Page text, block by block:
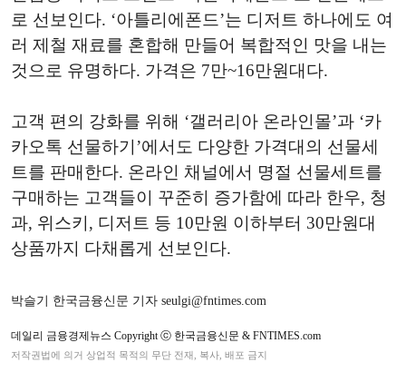
로 선보인다. ‘아틀리에폰드’는 디저트 하나에도 여
러 제철 재료를 혼합해 만들어 복합적인 맛을 내는
것으로 유명하다. 가격은 7만~16만원대다.
고객 편의 강화를 위해 ‘갤러리아 온라인몰’과 ‘카
카오톡 선물하기’에서도 다양한 가격대의 선물세
트를 판매한다. 온라인 채널에서 명절 선물세트를
구매하는 고객들이 꾸준히 증가함에 따라 한우, 청
과, 위스키, 디저트 등 10만원 이하부터 30만원대
상품까지 다채롭게 선보인다.
박슬기 한국금융신문 기자 seulgi@fntimes.com
데일리 금융경제뉴스 Copyright ⓒ 한국금융신문 & FNTIMES.com
저작권법에 의거 상업적 목적의 무단 전재, 복사, 배포 금지